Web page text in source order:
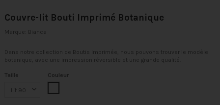
Couvre-lit Bouti Imprimé Botanique
Marque: Bianca
Dans notre collection de Boutis imprimée, nous pouvons trouver le modèle
botanique, avec une impression réversible et une grande qualité.
Taille
Couleur